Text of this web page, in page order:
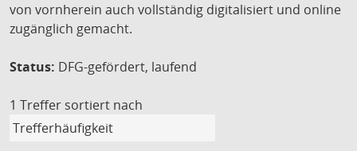
von vornherein auch vollständig digitalisiert und online
zugänglich gemacht.
Status: DFG-gefördert, laufend
1 Treffer sortiert nach